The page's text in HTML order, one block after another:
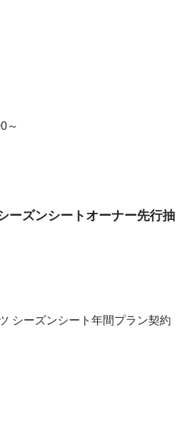
～
ーズンシートオーナー先行抽
シーズンシート年間プラン契約